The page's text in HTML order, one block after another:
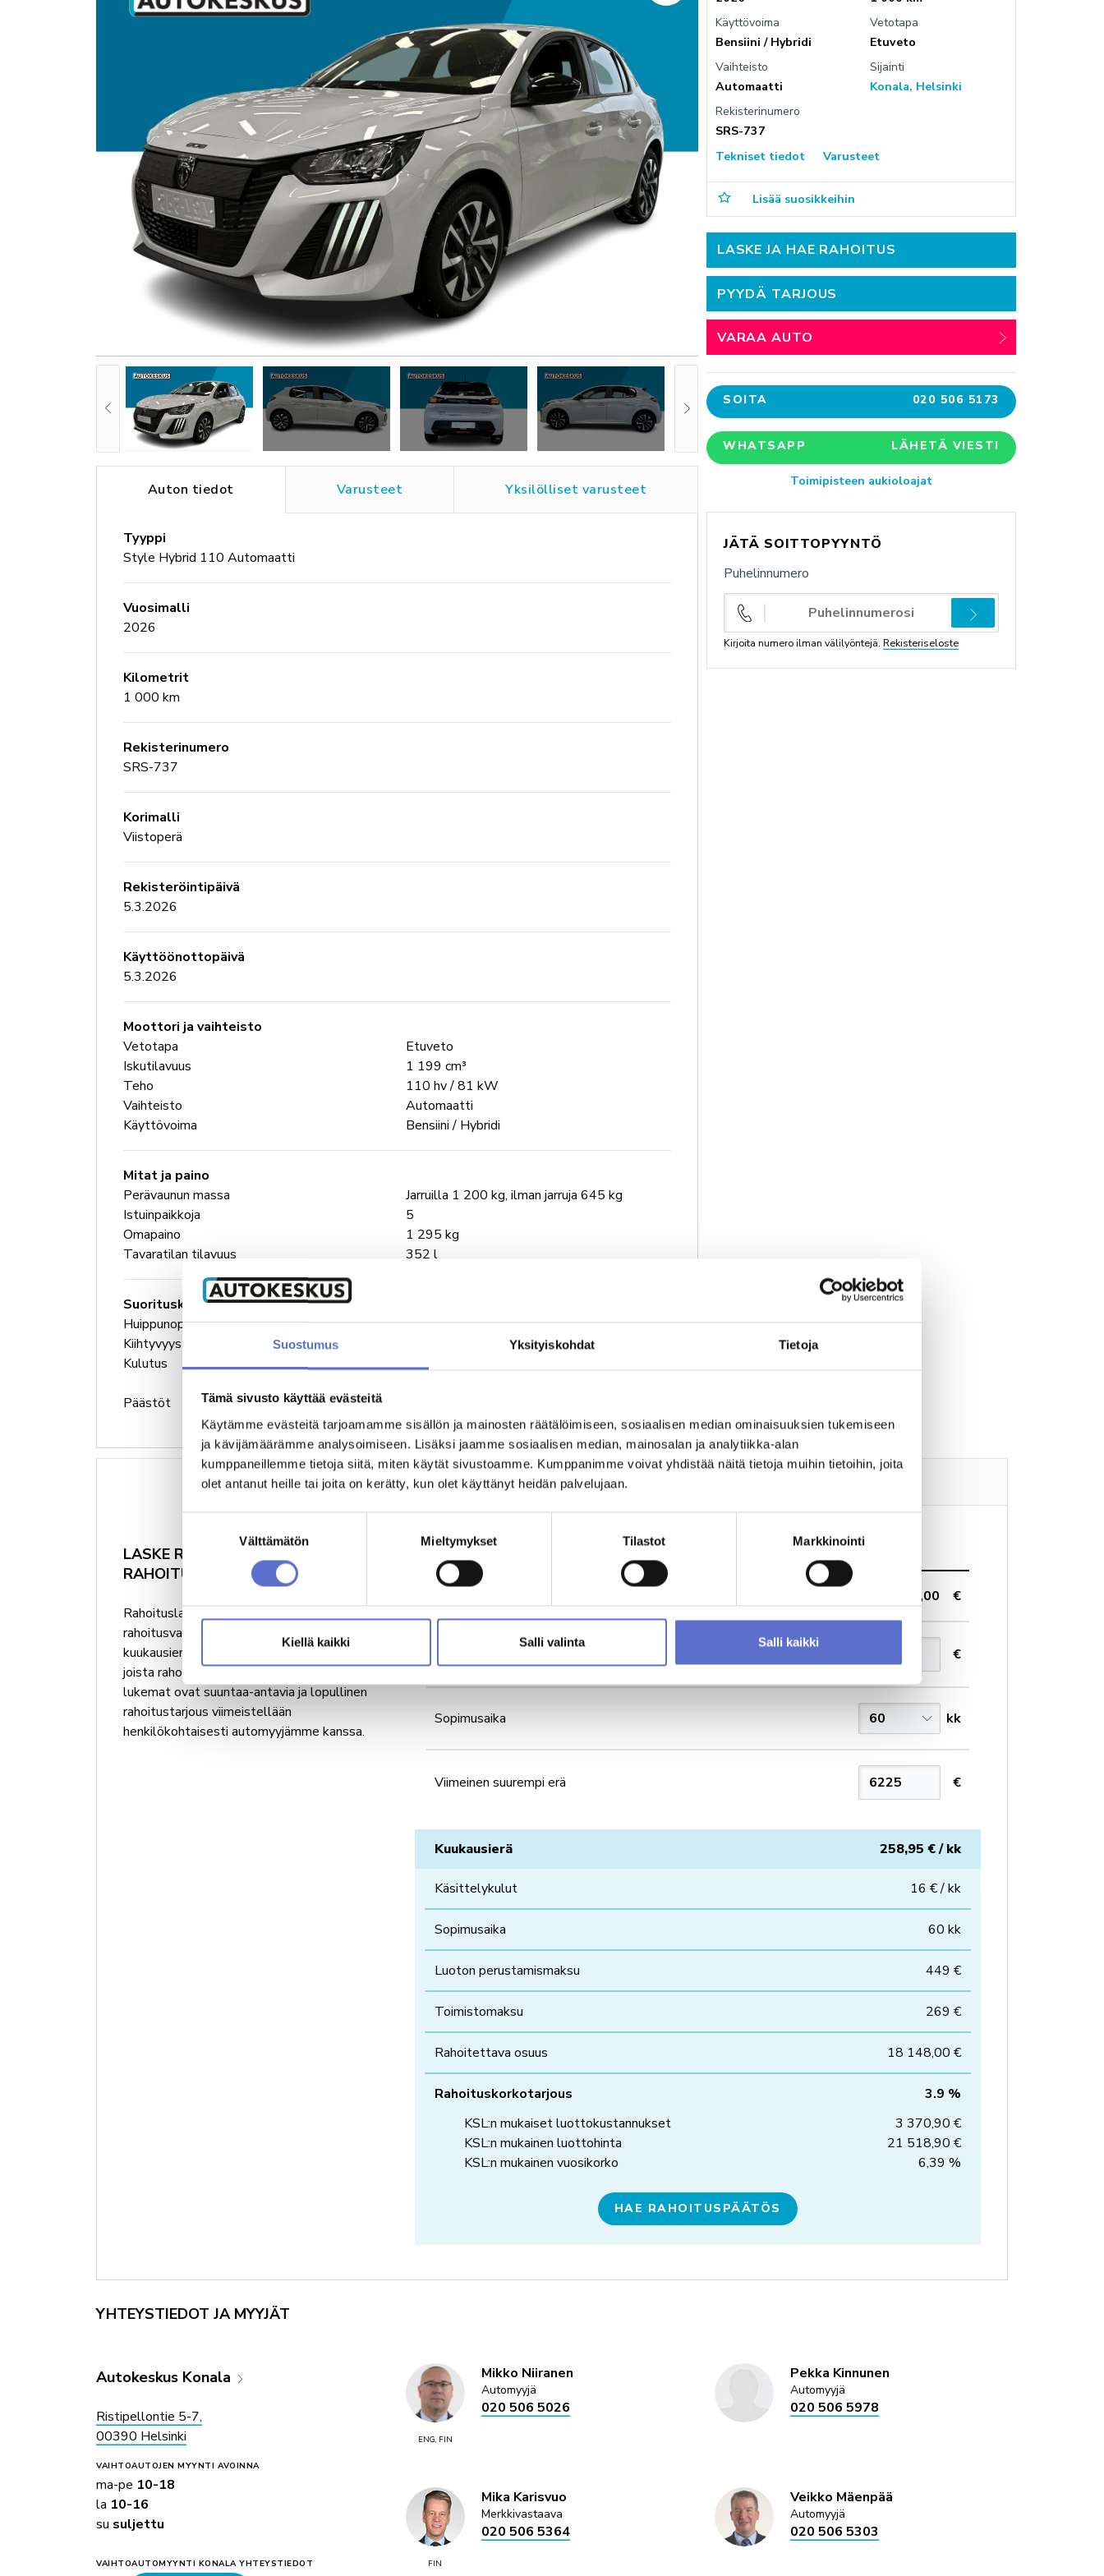
Suostumus Yksityiskohdat Tietoja
Tämä sivusto käyttää evästeitä
Käytämme evästeitä tarjoamamme sisällön ja mainosten räätälöimiseen, sosiaalisen median ominaisuuksien tukemiseen
ja kävijämäärämme analysoimiseen. Lisäksi jaamme sosiaalisen median, mainosalan ja analytiikka-alan
kumppaneillemme tietoja siitä, miten käytät sivustoamme. Kumppanimme voivat yhdistää näitä tietoja muihin tietoihin, joita
olet antanut heille tai joita on kerätty, kun olet käyttänyt heidän palvelujaan.
Välttämätön Mieltymykset Tilastot Markkinointi
Kiellä kaikki Salli valinta Salli kaikki
AUTOJEN SISÄÄNOSTO
VARAA VIDEOTAPAAMINEN
PESUPALVELU
TARJOUKSET
AUTOKESKUS HYVINKÄÄ
Mäkikuumolantie 20, Hyvinkää
AUTOKESKUS OLARI (ESPOO)
Haltilanniitty 4, Espoo
Yritysmyynti HallintoMarkkinointi & viestintäLaskutustiedotPalaute Reklamaatio
Käyttövoima
Bensiini / Hybridi
Vetotapa
Etuveto
Vaihteisto
Automaatti
Sijainti
Konala, Helsinki
Rekisterinumero
SRS-737
Tekniset tiedot
Varusteet
Lisää suosikkeihin
LASKE JA HAE RAHOITUS
PYYDÄ TARJOUS
VARAA AUTO
SOITA 020 506 5173
WHATSAPP LÄHETÄ VIESTI
Toimipisteen aukioloajat
JÄTÄ SOITTOPYYNTÖ
Puhelinnumero
Kirjoita numero ilman välilyöntejä.Rekisteriseloste
Auton tiedot
Tyyppi
Style Hybrid 110 Automaatti
Vuosimalli
2026
Kilometrit
1 000 km
Rekisterinumero
SRS-737
Korimalli
Viistoperä
Rekisteröintipäivä
5.3.2026
Käyttöönottopäivä
5.3.2026
Moottori ja vaihteisto
Vetotapa
Etuveto
Iskutilavuus
1 199 cm³
Teho
110 hv / 81 kW
Vaihteisto
Automaatti
Käyttövoima
Bensiini / Hybridi
Mitat ja paino
Perävaunun massa
Jarruilla 1 200 kg, ilman jarruja 645 kg
Istuinpaikkoja
5
Omapaino
1 295 kg
Tavaratilan tilavuus
352 l
Suorituskyky
Huippunopeus
193 km/h
Kiihtyvyys 0-100 km/h
Kulutus
Kaupunki 0 l/km, maantie 0 l/km, yhdistetty
Päästöt
27.4 g/km, NOx 27.5 g/km
Varusteet Yksilölliset varusteet
Laske rahoitusarvio
LASKE RAHOITUSARVIO JA HAE
RAHOITUSPÄÄTÖS AUTOLLE
Rahoituslaskurilla voit suunnitella
rahoitusvaihtoehtoja autolle. Näet laskelmasta
kuukausierän suuruuden sekä koron ja kulut,
joista rahoitustarjous koostuu. Rahoituksen
lukemat ovat suuntaa-antavia ja lopullinen
rahoitustarjous viimeistellään
henkilökohtaisesti automyyjämme kanssa.
Laske rahoitustarjous
24 900,00 €
€
Sopimusaika 60 kk
Viimeinen suurempi erä €
Kuukausierä 258,95 € / kk
Käsittelykulut 16 € / kk
Sopimusaika 60 kk
Luoton perustamismaksu 449 €
Toimistomaksu 269 €
Rahoitettava osuus 18 148,00 €
Rahoituskorkotarjous
3.9 %
KSL:n mukaiset luottokustannukset
3 370,90 €
KSL:n mukainen luottohinta
21 518,90 €
KSL:n mukainen vuosikorko
6,39 %
HAE RAHOITUSPÄÄTÖS
Pyydä tarjous
YHTEYSTIEDOT JA MYYJÄT
Autokeskus Konala
Ristipellontie 5-7,
00390 Helsinki
VAIHTOAUTOJEN MYYNTI AVOINNA
ma-pe 10-18
la 10-16
su suljettu
VAIHTOAUTOMYYNTI KONALA YHTEYSTIEDOT
ENG, FIN
Mikko Niiranen
Automyyjä
020 506 5026
Pekka Kinnunen
Automyyjä
020 506 5978
FIN
Mika Karisvuo
Merkkivastaava
020 506 5364
Veikko Mäenpää
Automyyjä
020 506 5303